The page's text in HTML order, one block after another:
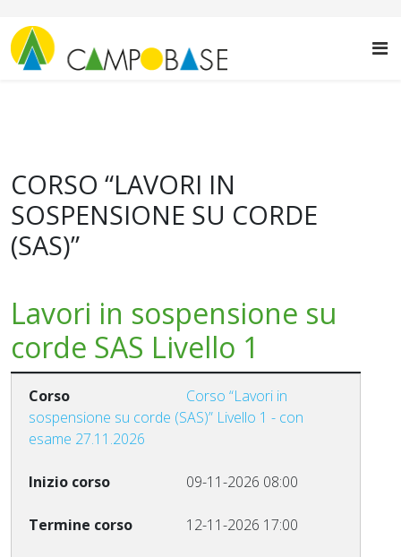
CORSO “LAVORI IN
SOSPENSIONE SU CORDE
(SAS)”
Lavori in sospensione su
corde SAS Livello 1
Corso “Lavori in
sospensione su corde (SAS)” Livello 1 - con
esame 27.11.2026
09-11-2026 08:00
12-11-2026 17:00